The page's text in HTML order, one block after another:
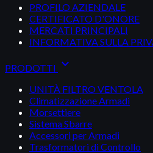
PROFILO AZIENDALE
CERTIFICATO D'ONORE
MERCATI PRINCIPALI
INFORMATIVA SULLA
PRODOTTI expand_more
UNITÀ FILTRO VENTOLA
Climatizzazione Armadi
Morsettiere
Sistema Sbarre
Accessori per Armadi
Trasformatori di Controllo